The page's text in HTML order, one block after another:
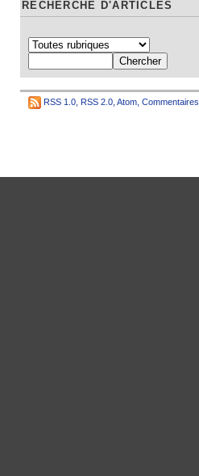
RECHERCHE D'ARTICLES
RSS 1.0 RSS 2.0 Atom Commentaires